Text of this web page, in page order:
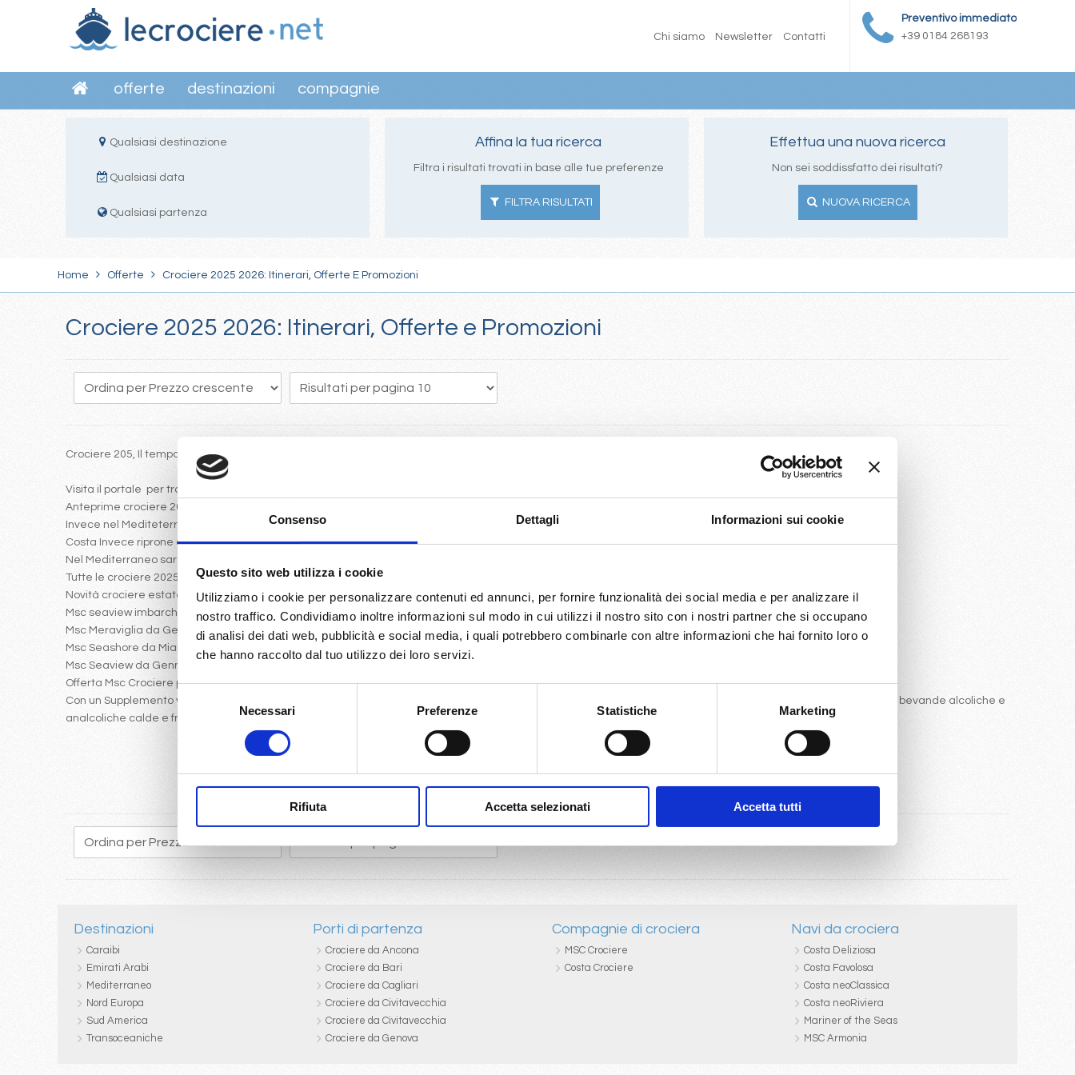
Consenso Dettagli Informazioni sui cookie
Questo sito web utilizza i cookie
Utilizziamo i cookie per personalizzare contenuti ed annunci, per fornire funzionalità dei social media e per analizzare il
nostro traffico. Condividiamo inoltre informazioni sul modo in cui utilizzi il nostro sito con i nostri partner che si occupano
di analisi dei dati web, pubblicità e social media, i quali potrebbero combinarle con altre informazioni che hai fornito loro o
che hanno raccolto dal tuo utilizzo dei loro servizi.
Selezione
Necessari Preferenze Statistiche Marketing
Rifiuta Accetta selezionati Accetta tutti
Preventivo immediato
+39 0184 268193
Chi siamo Newsletter Contatti
offerte destinazioni compagnie
Qualsiasi destinazione
Qualsiasi data
Qualsiasi partenza
Affina la tua ricerca
Filtra i risultati trovati in base alle tue preferenze
FILTRA RISULTATI
Effettua una nuova ricerca
Non sei soddissfatto dei risultati?
NUOVA RICERCA
Home Offerte Crociere 2025 2026: Itinerari, Offerte E Promozioni
Crociere 2025 2026: Itinerari, Offerte e Promozioni
Crociere 205, Il tempo vola e programmare in anticipo una crociera porta vantaggi economici con la scelta della migliore disponibilità
Visita il portale per trovare le crociere 2025 con Costa e Mc crociere
Anteprime crociere 2025: Msc Euribia a Dubai
Invece nel Mediteterraneo da gennaio 2025 partira Msc World europe...
Costa Invece riprone come crociera nel 2025 iniziale, il giro del mondo con Costa Deliziosa.
Nel Mediterraneo saranno presenti le ammiraglie Msc Seaside, Grandiosa, Seaview...per un 2025 ricco di novità.
Tutte le crociere 2025 possiamo sembre sfruttare la possibiltia di bloccare la prenotazione con 50€ a persona...
Novità crociere estate 2025
Msc seaview imbarcherà da Genova Napoli Messina verso Spagna Francia Malta
Msc Meraviglia da Genova Civitavecchia navigherà verso Costa Azzurra, Spagna...
Msc Seashore da Miami verso i Caraibi con volo da Milano e Roma
Msc Seaview da Gennaio a Marzo navigherà verso le Antille con Volo da Milano incluse
Offerta Msc Crociere per i mesi da Gennaio a marzo:
Con un Supplemento veramente ridotto rispetto al listino originario potrete usufruire del pacchetto bevande Easy 24/24, che comprende una ottima selezione di bevande alcoliche e
analcoliche calde e fredde
Destinazioni
Caraibi
Emirati Arabi
Mediterraneo
Nord Europa
Sud America
Transoceaniche
Porti di partenza
Crociere da Ancona
Crociere da Bari
Crociere da Cagliari
Crociere da Civitavecchia
Crociere da Civitavecchia
Crociere da Genova
Compagnie di crociera
MSC Crociere
Costa Crociere
Navi da crociera
Costa Deliziosa
Costa Favolosa
Costa neoClassica
Costa neoRiviera
Mariner of the Seas
MSC Armonia